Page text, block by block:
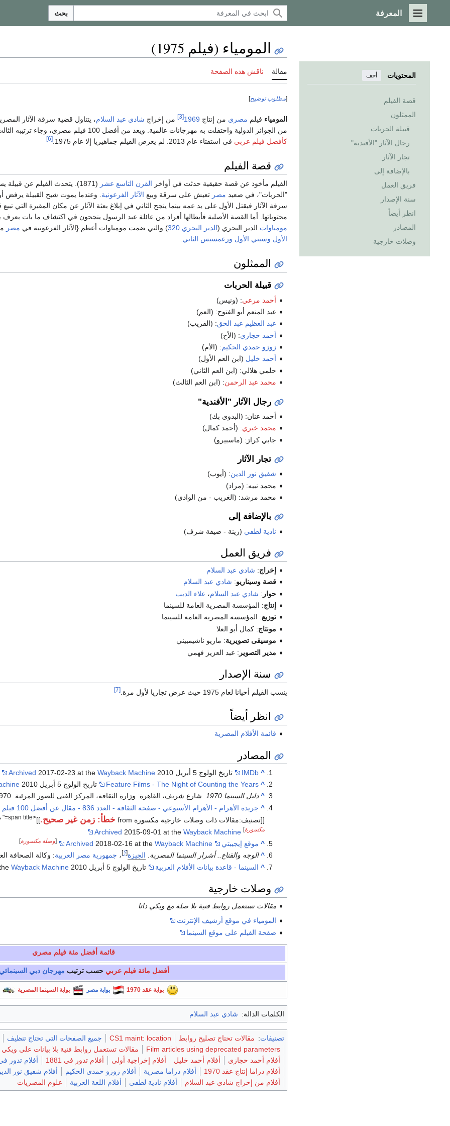
القائمة الرئيسية
المعرفة بحث
المحتويات أخف
قصة الفيلم
الممثلون
قبيلة الحربات
رجال الآثار "الأفندية"
تجار الآثار
بالإضافة إلى
فريق العمل
سنة الإصدار
انظر أيضاً
المصادر
وصلات خارجية
المومياء (فيلم 1975)
مقالة ناقش هذه الصفحة
[مطلوب توضيح]
المومياء فيلم مصري من إنتاج 1969
[3] من إخراج شادي عبد السلام، يتناول قضية سرقة الآثار
من الجوائز الدولية واحتفلت به مهرجانات عالمية. ويعد من أفضل 100 فيلم مصري، وجاء ترتيبه الثالث.
كأفضل فيلم عربي في استفتاء عام 2013. لم يعرض الفيلم جماهيريا إلا عام 1975. [6]
قصة الفيلم
الفيلم مأخوذ عن قصة حقيقية حدثت في أواخر القرن التاسع عشر
(1871). يتحدث الفيلم عن قبيلة
"الحربات"، في صعيد مصر تعيش على سرقة وبيع الآثار الفرعونية. وعندما يموت شيخ القبيلة يرفض
سرقة الآثار فيقتل الأول على يد عمه بينما ينجح الثاني في إبلاغ بعثة الآثار عن مكان المقبرة التي تبيع
محتوياتها. أما القصة الأصلية فأبطالها أفراد من عائلة عبد الرسول ينجحون في اكتشاف ما بات يعرف
مومياوات الدير البحري (الدير البحري 320 ) والتي ضمت مومياوات أعظم {الآثار الفرعونية في مصر
الأول وسيتي الأول ورعمسيس الثاني.
الممثلون
قبيلة الحربات
أحمد مرعي: (ونيس)
عبد المنعم أبو الفتوح: (العم)
عبد العظيم عبد الحق: (القريب)
أحمد حجازي: (الأخ)
زوزو حمدي الحكيم: (الأم)
أحمد خليل (ابن العم الأول)
حلمي هلالي: (ابن العم الثاني)
محمد عبد الرحمن: (ابن العم الثالث)
رجال الآثار "الأفندية"
أحمد عنان: (البدوي بك)
محمد خيري: (أحمد كمال)
جابي كراز: (ماسبيرو)
تجار الآثار
شفيق نور الدين: (أيوب)
محمد نبيه: (مراد)
محمد مرشد: (الغريب - من الوادي)
بالإضافة إلى
نادية لطفي (زينة - ضيفة شرف)
فريق العمل
إخراج: شادي عبد السلام
قصة وسيناريو: شادي عبد السلام
حوار : شادي عبد السلام، علاء الديب
إنتاج: المؤسسة المصرية العامة للسينما
توزيع: المؤسسة المصرية العامة للسينما
مونتاج: كمال أبو العلا
موسيقى تصويرية: ماريو ناشيمبيني
مدير التصوير : عبد العزيز فهمي
سنة الإصدار
ينسب الفيلم أحيانا لعام 1975 حيث عرض تجاريا لأول مرة. [7]
انظر أيضاً
قائمة الأفلام المصرية
المصادر
^
IMDb تاريخ الولوج 5 أبريل 2010 Archived 2017-02-23 at theWayback Machine
^
Feature Films - The Night of Counting the Years تاريخ الولوج 5 أبريل 2010
^ دليل السينما 1970
. شارع شريف، القاهرة: وزارة الثقافة، المركز الفنى للصور المرئية. 1970. p. 76.
^ جريدة الأهرام - الأهرام الأسبوعي - صفحة الثقافة - العدد 836 - مقال عن أفضل 100 فيلم مصري - بتاريخ 21 مارس 2007
[[تصنيف:مقالات ذات وصلات خارجية مكسورة from
خطأ: زمن غير صحيح.]]<span title=" منذ
مكسورة]
Archived 2015-09-01 at theWayback Machine
^ موقع إيجيبتي Archived 2018-02-16 at theWayback Machine
[وصلة مكسورة]
^ الوجه والقناع.. أشرار السينما المصرية. الجيزة[؟]، جمهورية مصر العربية: وكالة الصحافة
^ السينما - قاعدة بيانات الأفلام العربية تاريخ الولوج 5 أبريل 2010 Wayback Machine
وصلات خارجية
مقالات تستعمل روابط فنية بلا صلة مع ويكي داتا
المومياء في موقع أرشيف الإنترنت
صفحة الفيلم على موقع السينما
قائمة أفضل مئة فيلم مصري
أفضل مائة فيلم عربي حسب ترتيب مهرجان دبي
بوابة عقد 1970 بوابة مصر بوابة السينما المصرية
الكلمات الدالة: شادي عبد السلام
تصنيفات: مقالات تحتاج تصليح روابط CS1 maint: location جميع الصفحات التي تحتاج تنظيف
Film articles using deprecated parameters
مقالات تستعمل روابط فنية بلا بيانات على ويكي
أفلام أحمد حجازي
أفلام أحمد خليل أفلام إخراجية أولى أفلام تدور في 1881 أفلام تدور
أفلام دراما إنتاج عقد 1970
أفلام دراما مصرية أفلام زوزو حمدي الحكيم أفلام شفيق نور
أفلام من إخراج شادي عبد السلام
أفلام نادية لطفي أفلام اللغة العربية علوم المصريات